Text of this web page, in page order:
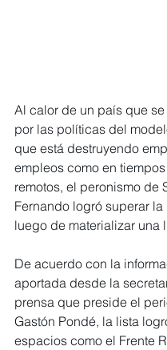
Al calor de un país que
por las políticas del
que está destruyendo
empleos como en
remotos, el peronismo de
Fernando logró superar la
luego de materializar una
De acuerdo con la
aportada desde la
prensa que preside el
Gastón Pondé, la lista
espacios como el Frente